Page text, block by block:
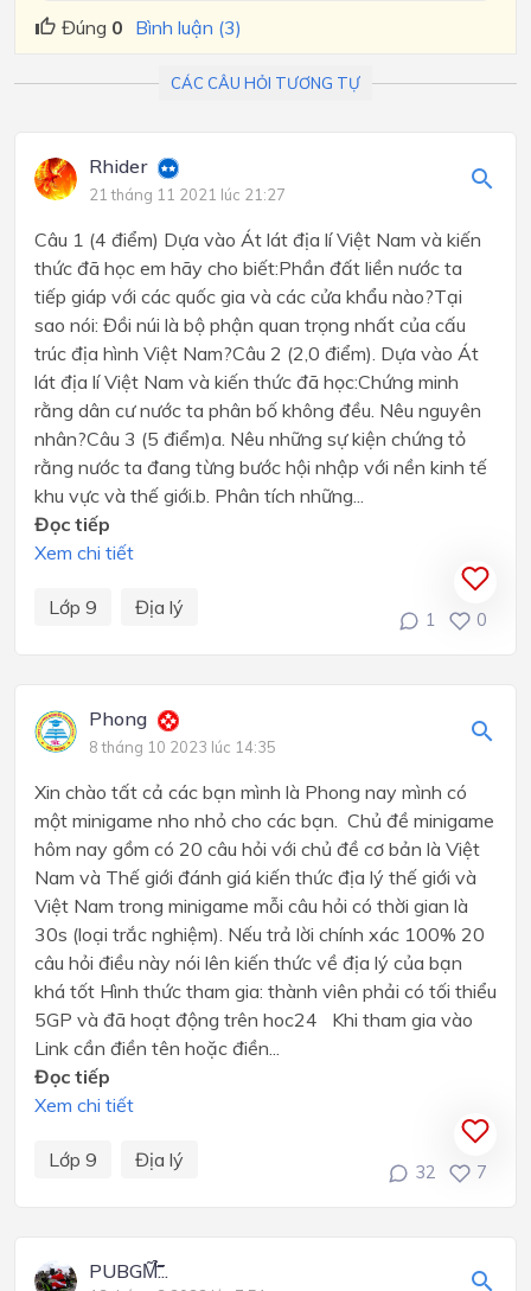
Đúng 0 Bình luận (3)
CÁC CÂU HỎI TƯƠNG TỰ
Rhider
21 tháng 11 2021 lúc 21:27
Câu 1 (4 điểm) Dựa vào Át lát địa lí Việt Nam và kiến
thức đã học em hãy cho biết:Phần đất liền nước ta
tiếp giáp với các quốc gia và các cửa khẩu nào?Tại
sao nói: Đồi núi là bộ phận quan trọng nhất của cấu
trúc địa hình Việt Nam?Câu 2 (2,0 điểm). Dựa vào Át
lát địa lí Việt Nam và kiến thức đã học:Chứng minh
rằng dân cư nước ta phân bố không đều. Nêu nguyên
nhân?Câu 3 (5 điểm)a. Nêu những sự kiện chứng tỏ
rằng nước ta đang từng bước hội nhập với nền kinh tế
khu vực và thế giới.b. Phân tích những...
Đọc tiếp
Xem chi tiết
Lớp 9 Địa lý
1 0
Phong
8 tháng 10 2023 lúc 14:35
Xin chào tất cả các bạn mình là Phong nay mình có
một minigame nho nhỏ cho các bạn. Chủ đề minigame
hôm nay gồm có 20 câu hỏi với chủ đề cơ bản là Việt
Nam và Thế giới đánh giá kiến thức địa lý thế giới và
Việt Nam trong minigame mỗi câu hỏi có thời gian là
30s (loại trắc nghiệm). Nếu trả lời chính xác 100% 20
câu hỏi điều này nói lên kiến thức về địa lý của bạn
khá tốt Hình thức tham gia: thành viên phải có tối thiểu
5GP và đã hoạt động trên hoc24 Khi tham gia vào
Link cần điền tên hoặc điền...
Đọc tiếp
Xem chi tiết
Lớp 9 Địa lý
32 7
PUBGM̃̃̃̃̃̃̃̃̉̃̉̃̃̃́̃̃̃́...